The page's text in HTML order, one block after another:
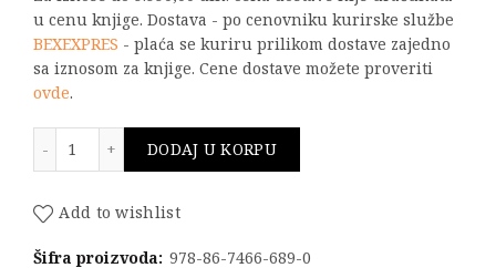
u cenu knjige. Dostava - po cenovniku kurirske službe
BEXEXPRES - plaća se kuriru prilikom dostave zajedno
sa iznosom za knjige. Cene dostave možete proveriti
ovde.
DODAJ U KORPU
Add to wishlist
Šifra proizvoda: 978-86-7466-689-0